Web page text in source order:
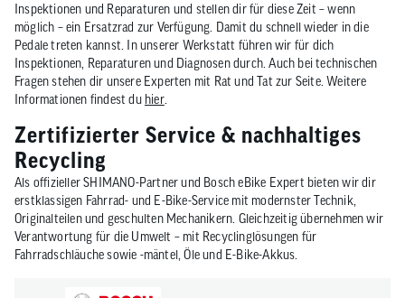
Inspektionen und Reparaturen und stellen dir für diese Zeit – wenn
möglich – ein Ersatzrad zur Verfügung. Damit du schnell wieder in die
Pedale treten kannst. In unserer Werkstatt führen wir für dich
Inspektionen, Reparaturen und Diagnosen durch. Auch bei technischen
Fragen stehen dir unsere Experten mit Rat und Tat zur Seite. Weitere
Informationen findest du hier.
Zertifizierter Service & nachhaltiges
Recycling
Als offizieller SHIMANO-Partner und Bosch eBike Expert bieten wir dir
erstklassigen Fahrrad- und E-Bike-Service mit modernster Technik,
Originalteilen und geschulten Mechanikern. Gleichzeitig übernehmen wir
Verantwortung für die Umwelt – mit Recyclinglösungen für
Fahrradschläuche sowie -mäntel, Öle und E-Bike-Akkus.